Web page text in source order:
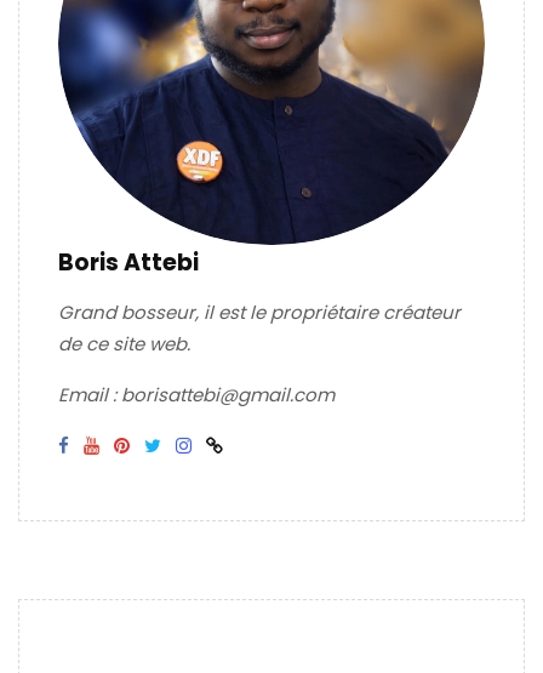
Boris Attebi
Grand bosseur, il est le propriétaire créateur
de ce site web.
Email : borisattebi@gmail.com